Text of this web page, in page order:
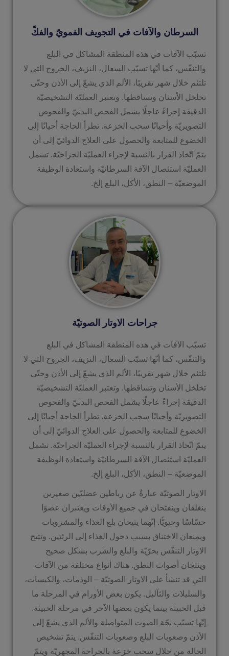
السرطان والآفات في التجويف الفمويّ والفكّ
تسبّب الآفات في هذه المنطقة المشاكل في البلع
والتنفّس، كما أنّها تسبّب السعال، النزيف، الجروح التي لا
تلتئم خلال شهر تقريبًا، الألم الذي يشعّ إلى الأذن وحتّى
تخلخل الأسنان وتساقطها. وتعتبر العمليّة التشخيصيّة
الدقيقة إجراءً عاجلًا يشمل الفحص البدنيّ والفحوص
التصويريّة وأحيانًا سحب الخزعة. تطرأ الحاجة أحيانًا إلى
الخضوع للمتابعة والحصول على العلاج الدوائيّ إلى أن
يتمّ اتّخاذ القرار بالنسبة لإجراء العمليّة الجراحيّة. تشمل
العمليّة استئصال الآفة السرطانيّة واستعادة الوظيفة
الموضعيّة – النطق، الأكل، البلع إلخ.
جراحات الاوتار الصوتيّة
تسبّب الآفات في هذه المنطقة المشاكل في البلع
والتنفّس، كما أنّها تسبّب السعال، النزيف، الجروح التي لا
تلتئم خلال شهر تقريبًا، الألم الذي يشعّ إلى الأذن وحتّى
تخلخل الأسنان وتساقطها. وتعتبر العمليّة التشخيصيّة
الدقيقة إجراءً عاجلًا يشمل الفحص البدنيّ والفحوص
التصويريّة وأحيانًا سحب الخزعة. تطرأ الحاجة أحيانًا إلى
الخضوع للمتابعة والحصول على العلاج الدوائيّ إلى أن
يتمّ اتّخاذ القرار بالنسبة لإجراء العمليّة الجراحيّة. تشمل
العمليّة استئصال الآفة السرطانيّة واستعادة الوظيفة
الموضعيّة – النطق، الأكل، البلع إلخ.
الاوتار الصوتيّة عبارةٌ عن رباطين عضليّين صغيرين
ينغلقان وينفتحان في جميع الأوقات ويعتبران عضوًا
حسّاسًا وحيويًّا. إنّهما يتيحان بلع الغذاء والمشروبات
ويمنعان الاختناق بسبب دخول الغذاء إلى الرئتين. وتتيح
الاوتار التنفّس بحرّيّة والبلع والشرب بشكل صحيح
وينتجان أصوات النطق. هناك أنواع مختلفة من الآفات
التي قد تنشأ على الاوتار الصوتيّة – الوذمات، والكيسات،
والسليلات والثآليل. يكون بعض الأورام في المرحلة ما
قبل الخبيثة بينما يكون بعضها الآخر في مرحلة الخبيثة.
إنّها تسبّب بحّة الصوت المتواصلة والألم الذي يشعّ إلى
الأذن وصعوبات البلع وصعوبات التنفّس. يتمّ تشخيص
الحالة من خلال سحب خزعة بالجراحة المجهريّة ويتمّ